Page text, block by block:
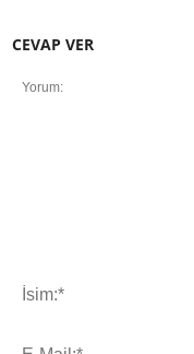
CEVAP VER